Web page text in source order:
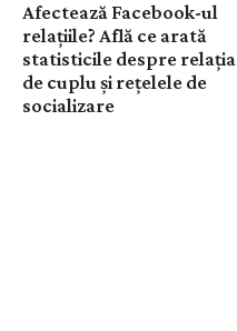
Afectează Facebook-ul
relațiile? Află ce arată
statisticile despre relația
de cuplu și rețelele de
socializare